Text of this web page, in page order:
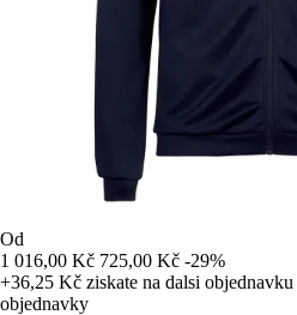
Od
1 016,00 Kč 725,00 Kč -29%
+36,25 Kč ziskate na dalsi objednavku
objednavky